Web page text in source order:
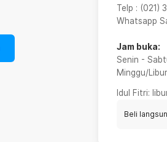
Telp : (021)
Whatsapp
Jam buka:
Senin -
Minggu/
Idul Fitri:
Beli